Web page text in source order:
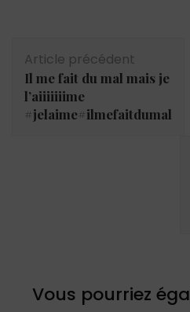
d'article
Article précédent
Il me fait du mal mais je
l’aiiiiiiime
#jelaime#ilmefaitdumal
Vous pourriez